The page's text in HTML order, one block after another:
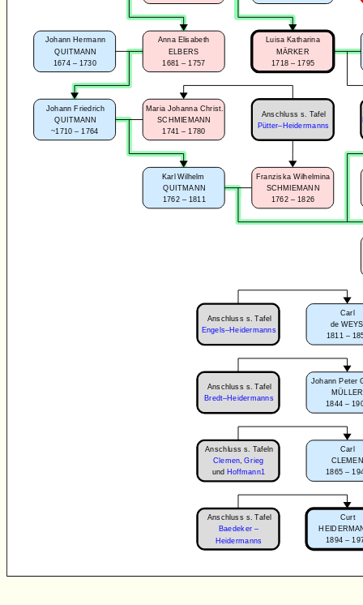
Luisa Katharina
MÄRKER
1718 – 1795
Carl
de WEYS
1811 –
Johann Peter
MÜLLER
1844 –
Carl
CLEMEN
1865 –
Curt
1894 –
Anna Elisabeth
ELBERS
1681 – 1757
Johann Hermann
QUITMANN
1674 – 1730
Maria Johanna Christ.
SCHMIEMANN
1741 – 1780
Johann Friedrich
QUITMANN
~1710 – 1764
Karl Wilhelm
QUITMANN
1762 – 1811
Franziska Wilhelmina
SCHMIEMANN
1762 – 1826
Anschluss s. Tafel
Engels–Heidermanns
Anschluss s. Tafel
Bredt–Heidermanns
Anschluss s. Tafel
Pütter–Heidermanns
Anschluss s. Tafeln
Clemen,Grieg
und Hoffmann1
Anschluss s. Tafel
Baedeker –
Heidermanns